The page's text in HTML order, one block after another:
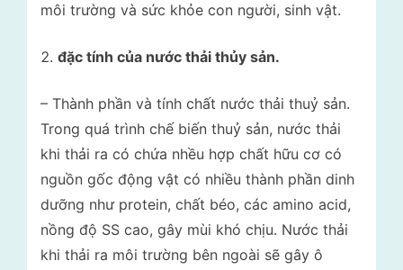
môi trường và sức khỏe con người, sinh vật.
đặc tính của nước thải thủy sản.
– Thành phần và tính chất nước thải thuỷ sản.
Trong quá trình chế biến thuỷ sản, nước thải
khi thải ra có chứa nhều hợp chất hữu cơ có
nguồn gốc động vật có nhiều thành phần dinh
dưỡng như protein, chất béo, các amino acid,
nồng độ SS cao, gây mùi khó chịu. Nước thải
khi thải ra môi trường bên ngoài sẽ gây ô